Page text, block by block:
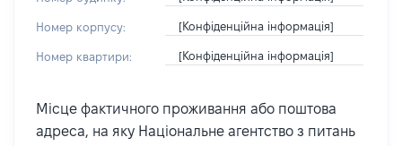
Номер корпусу: [Конфіденційна інформація]
Номер квартири: [Конфіденційна інформація]
Місце фактичного проживання або поштова
адреса, на яку Національне агентство з питань